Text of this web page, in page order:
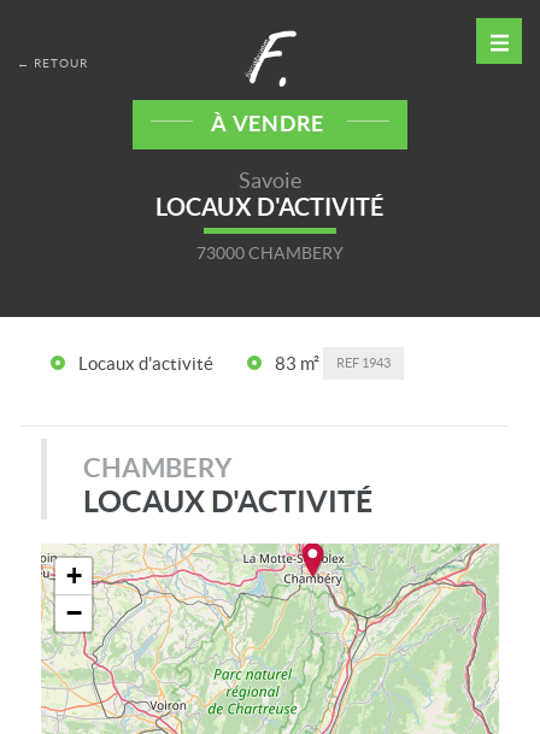
← RETOUR
À VENDRE
Savoie
LOCAUX D'ACTIVITÉ
73000 CHAMBERY
Locaux d'activité 83 m² REF 1943
CHAMBERY
LOCAUX D'ACTIVITÉ
+
−